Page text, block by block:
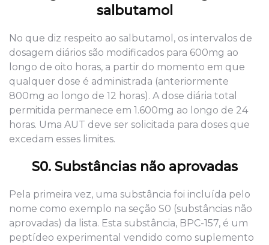
salbutamol
No que diz respeito ao salbutamol, os intervalos de
dosagem diários são modificados para 600mg ao
longo de oito horas, a partir do momento em que
qualquer dose é administrada (anteriormente
800mg ao longo de 12 horas). A dose diária total
permitida permanece em 1.600mg ao longo de 24
horas. Uma AUT deve ser solicitada para doses que
excedam esses limites.
S0. Substâncias não aprovadas
Pela primeira vez, uma substância foi incluída pelo
nome como exemplo na seção S0 (substâncias não
aprovadas) da lista. Esta substância, BPC-157, é um
peptídeo experimental vendido como suplemento